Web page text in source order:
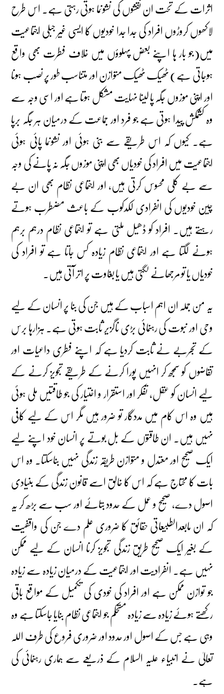
اثرات کے تحت ان نقشوں کی نشونما ہوتی رہتی ہے۔ اس طرح
لاکھوں کروڑوں افراد کی جدا جدا خودیوں کا ایسی غیر جبلی اجتماعیت
میں(جو بار ہا اپنے بعض پہلوؤں میں خلاف فطرت بھی واقع
ہوجاتی ہے) ٹھیک ٹھیک متوازن اور متناسب طور پر نصب ہونا
اور اپنی موزوں جگہ پا لینا نہایت مشکل ہوتا ہے اور اسی وجہ سے
وہ کشمکش پیدا ہوتی ہے جو فرد اور جماعت کے درمیان ہر جگہ برپا
ہے۔ کیوں کہ اس طریقے سے بنی ہوئی اور نشونما پائی ہوئی
اجتماعیت میں افراد کی خودیاں بھی اپنی موزوں جگہ نہ پانے کی وجہ
سے بے کلی محسوس کرتی ہیں، اور اجتماعی نظام بھی ان بے
چین خودیوں کی انفرادی لکدکوب کے باعث مضطرب ہوتے
رہتے ہیں۔ افراد کو ڈھیل ملتی ہے تو اجتماعی نظام درہم برہم
ہونے لگتا ہے اور اجتماعی نظام زیادہ کس جاتا ہے تو افراد کی
خودیاں یا تو مرجھانے لگتی ہیں یا بغاوت پر اتر آتی ہیں۔
یہ من جملہ ان اہم اسباب کے ہیں جن کی بنا پر انسان کے لیے
وحی اور نبوت کی رہنمائی بڑی ناگزیر ثابت ہوتی ہے۔ ہزارہا برس
کے تجربے نے ثابت کردیا ہے کہ اپنے فطری داعیات اور
تقاضوں کو سمجھ کر انہیں پورا کرنے کے طریقے تجویز کرنے کے
لیے انسان کو عقل، تفکر اور استقرار و اختیار کی جو طاقتیں ملی ہوئی
ہیں وہ اس کام میں مددگار تو ضرور ہیں مگر اس کے لیے کافی
نہیں ہیں۔ ان طاقتوں کے بل بوتے پر انسان خود اپنے لیے
ایک صحیح اور معتدل و متوازن طریقہ زندگی نہیں بناسکتا۔ وہ اس
بات کا محتاج ہے کہ اس کا خالق اسے قانون زندگی کے بنیادی
اصول دے، صحیح و عمل کے حدود بتائے اور سب سے بڑھ کر یہ
کہ ان مابعدالطبیعاتی حقائق کا ضروری علم دے جن کی واقفیت
کے بغیر ایک صحیح طریق زندگی تجویز کرنا انسان کے لیے ممکن
نہیں ہے۔ انفرادیت اور اجتماعیت کے درمیان زیادہ سے زیادہ
جو توازن ممکن ہے اور افراد کی خودی کی تکمیل کے مواقع باقی
رکھتے ہوئے زیادہ سے زیادہ مستحکم جو اجتماعی نظام بنایا جاسکتا ہے وہ
وہی ہے جس کے اصول اور حدود اور ضروری فروع کی طرف اللہ
تعالیٰ نے انبیاء علیہ السلام کے ذریعے سے ہماری رہنمائی کی
ہے۔